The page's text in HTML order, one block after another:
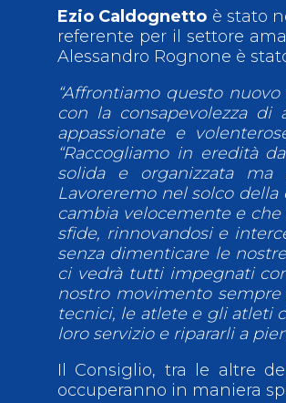
Ezio Caldognetto è stato
referente per il settore
Alessandro Rognone è
“Affrontiamo questo
con la consapevolezza di
appassionate e
“Raccogliamo in eredità
solida e organizzata ma
Lavoreremo nel solco
cambia velocemente e
sfide, rinnovandosi e
senza dimenticare le
ci vedrà tutti impegnati
nostro movimento
tecnici, le atlete e gli atleti
loro servizio e ripararli a
Il Consiglio, tra le altre
occuperanno in maniera